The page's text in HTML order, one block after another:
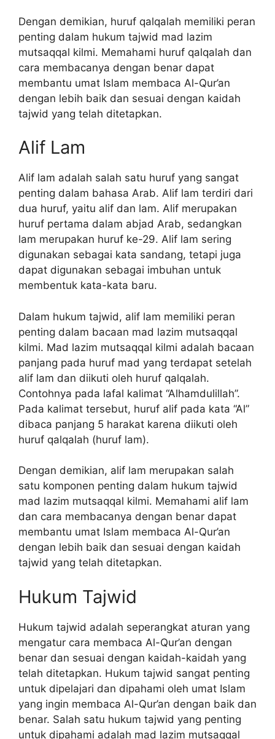
Dengan demikian, huruf qalqalah memiliki peran
penting dalam hukum tajwid mad lazim
mutsaqqal kilmi. Memahami huruf qalqalah dan
cara membacanya dengan benar dapat
membantu umat Islam membaca Al-Qur’an
dengan lebih baik dan sesuai dengan kaidah
tajwid yang telah ditetapkan.
Alif Lam
Alif lam adalah salah satu huruf yang sangat
penting dalam bahasa Arab. Alif lam terdiri dari
dua huruf, yaitu alif dan lam. Alif merupakan
huruf pertama dalam abjad Arab, sedangkan
lam merupakan huruf ke-29. Alif lam sering
digunakan sebagai kata sandang, tetapi juga
dapat digunakan sebagai imbuhan untuk
membentuk kata-kata baru.
Dalam hukum tajwid, alif lam memiliki peran
penting dalam bacaan mad lazim mutsaqqal
kilmi. Mad lazim mutsaqqal kilmi adalah bacaan
panjang pada huruf mad yang terdapat setelah
alif lam dan diikuti oleh huruf qalqalah.
Contohnya pada lafal kalimat “Alhamdulillah”.
Pada kalimat tersebut, huruf alif pada kata “Al”
dibaca panjang 5 harakat karena diikuti oleh
huruf qalqalah (huruf lam).
Dengan demikian, alif lam merupakan salah
satu komponen penting dalam hukum tajwid
mad lazim mutsaqqal kilmi. Memahami alif lam
dan cara membacanya dengan benar dapat
membantu umat Islam membaca Al-Qur’an
dengan lebih baik dan sesuai dengan kaidah
tajwid yang telah ditetapkan.
Hukum Tajwid
Hukum tajwid adalah seperangkat aturan yang
mengatur cara membaca Al-Qur’an dengan
benar dan sesuai dengan kaidah-kaidah yang
telah ditetapkan. Hukum tajwid sangat penting
untuk dipelajari dan dipahami oleh umat Islam
yang ingin membaca Al-Qur’an dengan baik dan
benar. Salah satu hukum tajwid yang penting
untuk dipahami adalah mad lazim mutsaqqal